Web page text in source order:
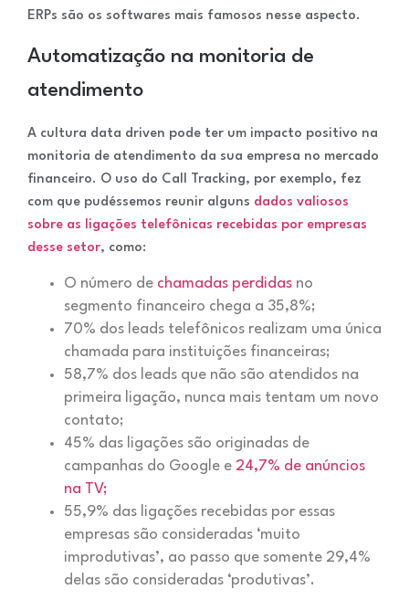
ERPs são os softwares mais famosos nesse aspecto.
Automatização na monitoria de
atendimento
A cultura data driven pode ter um impacto positivo na
monitoria de atendimento da sua empresa no mercado
financeiro. O uso do Call Tracking, por exemplo, fez
com que pudéssemos reunir alguns dados valiosos
sobre as ligações telefônicas recebidas por empresas
desse setor, como:
O número de chamadas perdidas no
segmento financeiro chega a 35,8%;
70% dos leads telefônicos realizam uma única
chamada para instituições financeiras;
58,7% dos leads que não são atendidos na
primeira ligação, nunca mais tentam um novo
contato;
45% das ligações são originadas de
campanhas do Google e 24,7% de anúncios
na TV;
55,9% das ligações recebidas por essas
empresas são consideradas ‘muito
improdutivas’, ao passo que somente 29,4%
delas são consideradas ‘produtivas’.